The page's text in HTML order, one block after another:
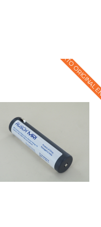
TEXTO ORIGINAL EN